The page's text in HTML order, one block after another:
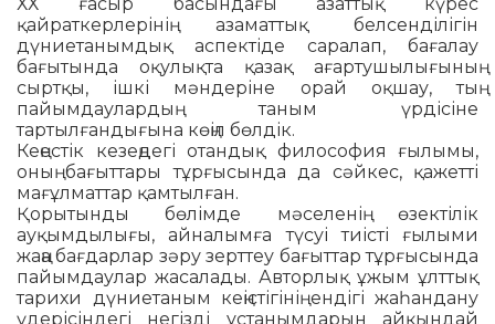
ХХ ғасыр басындағы азаттық кү­рес
қайраткерлерінің азаматтық бел­сенділігін
дүниетанымдық ас­пек­тіде саралап, бағалау
бағы­тын­да оқулықта қазақ ағартушылығы­ның
сыртқы, ішкі мәндеріне орай оқшау, тың
пайымдаулардың та­ным үрдісіне
тартылғандығына көңіл бөлдік.
Кеңестік кезеңдегі отандық фи­лософия ғылымы,
оның бағыт­тары тұрғысында да сәйкес, қа­жет­ті
мағұлматтар қамтылған.
Қорытынды бөлімде мәселенің өзектілік
ауқымдылығы, айналым­ға түсуі тиісті ғылыми
жаңа бағ­дар­лар зәру зерттеу бағыттар тұр­ғысында
пайымдаулар жасалады. Ав­торлық ұжым ұлттық
тарихи дүниетаным кеңістігінің ендігі жаһандану
үдерісіндегі негізді ұстанымдарын айқындай